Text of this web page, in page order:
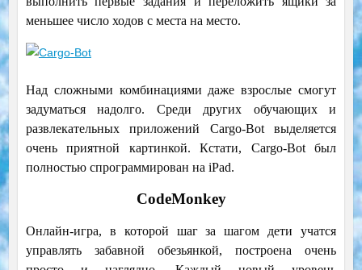
меньшее число ходов с места на место.
Над сложными комбинациями даже взрослые смогут
задуматься надолго. Среди других обучающих и
развлекательных приложений Cargo-Bot выделяется
очень приятной картинкой. Кстати, Cargo-Bot был
полностью спрограммирован на iPad.
CodeMonkey
Онлайн-игра, в которой шаг за шагом дети учатся
управлять забавной обезьянкой, построена очень